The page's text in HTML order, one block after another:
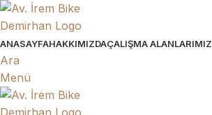
ANASAYFAHAKKIMIZDAÇALIŞMA ALANLARIMIZ
Ara
Menü